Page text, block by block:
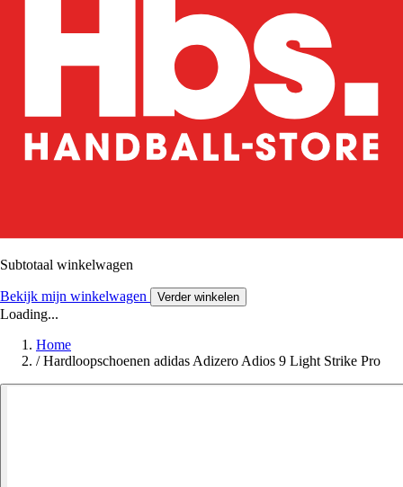
Subtotaal winkelwagen
Bekijk mijn winkelwagen Verder winkelen
Loading...
Home
/ Hardloopschoenen adidas Adizero Adios 9 Light Strike Pro